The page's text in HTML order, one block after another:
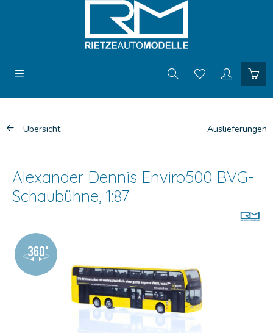
Übersicht Auslieferungen
Alexander Dennis Enviro500 BVG-
Schaubühne, 1:87